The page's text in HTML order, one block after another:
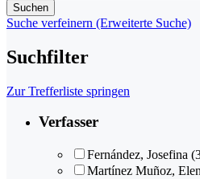
Suche verfeinern (Erweiterte Suche)
Suchfilter
Zur Trefferliste springen
Verfasser
Fernández, Josefina
Martínez Muñoz,